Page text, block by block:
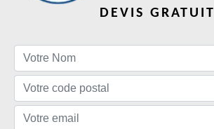
DEVIS GRATUIT